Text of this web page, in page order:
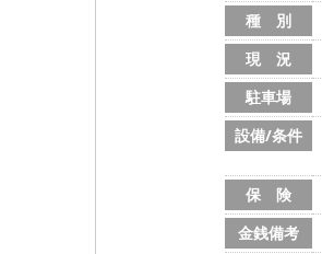
種 別
現 況
駐車場
設備/条件
保 険
金銭備考